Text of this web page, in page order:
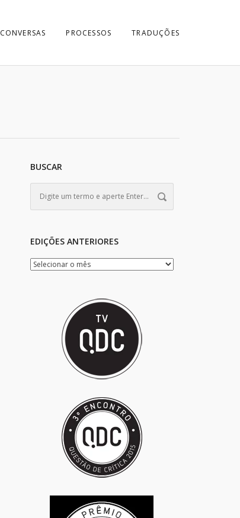
CONVERSAS PROCESSOS TRADUÇÕES
BUSCAR
EDIÇÕES ANTERIORES